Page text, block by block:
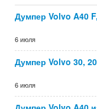
Думпер Volvo A40
6 июля
Думпер Volvo 30,
6 июля